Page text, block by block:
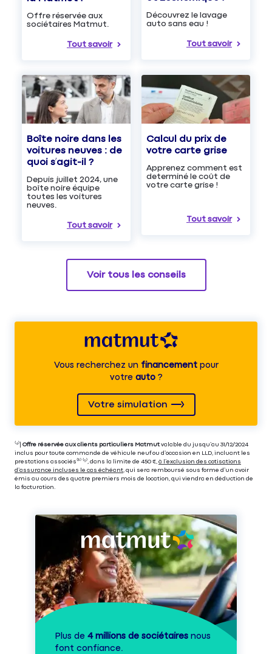
Offre réservée aux
sociétaires Matmut.
Tout savoir
Découvrez le lavage
auto sans eau !
Tout savoir
Boîte noire dans les
voitures neuves : de
quoi s’agit-il ?
Depuis juillet 2024, une
boîte noire équipe
toutes les voitures
neuves.
Tout savoir
Calcul du prix de
votre carte grise
Apprenez comment est
determiné le coût de
votre carte grise !
Tout savoir
Voir tous les conseils
Vous recherchez unfinancementpour
votre auto?
Votre simulation
⁽⁴⁾| Offre réservée aux clients particuliers Matmut valable du jusqu’au 31/12/2024
inclus pour toute commande de véhicule neuf ou d’occasion en LLD, incluant les
prestations associés⁽³⁾ ⁽⁵⁾, dans la limite de 450 €, à l’exclusion des cotisations
d’assurance incluses le cas échéant, qui sera remboursé sous forme d’un avoir
émis au cours des quatre premiers mois de location, qui viendra en déduction de
la facturation.
Plus de 4 millions de sociétaires nous
font confiance.